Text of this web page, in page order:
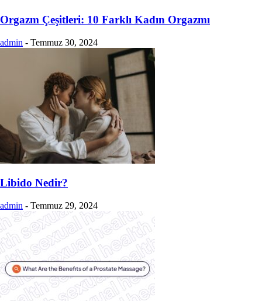
Orgazm Çeşitleri: 10 Farklı Kadın Orgazmı
admin - Temmuz 30, 2024
Libido Nedir?
admin - Temmuz 29, 2024